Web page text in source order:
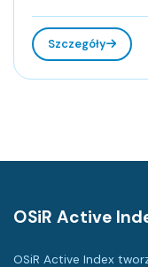
Szczegóły
OSiR Active
OSiR Active Index